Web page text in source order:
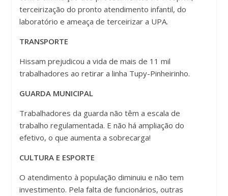
terceirização do pronto atendimento infantil, do
laboratório e ameaça de terceirizar a UPA.
TRANSPORTE
Hissam prejudicou a vida de mais de 11 mil
trabalhadores ao retirar a linha Tupy-Pinheirinho.
GUARDA MUNICIPAL
Trabalhadores da guarda não têm a escala de
trabalho regulamentada. E não há ampliação do
efetivo, o que aumenta a sobrecarga!
CULTURA E ESPORTE
O atendimento à população diminuiu e não tem
investimento. Pela falta de funcionários, outras